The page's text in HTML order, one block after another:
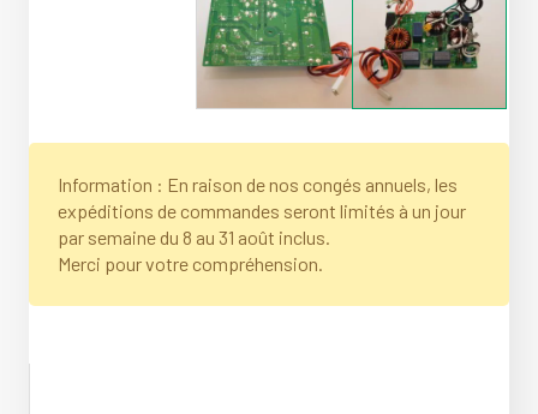
Information : En raison de nos congés annuels, les
expéditions de commandes seront limités à un jour
par semaine du 8 au 31 août inclus.
Merci pour votre compréhension.